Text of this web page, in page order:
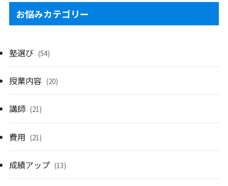
お悩みカテゴリー
塾選び (54)
授業内容 (20)
講師 (21)
費用 (21)
成績アップ (13)